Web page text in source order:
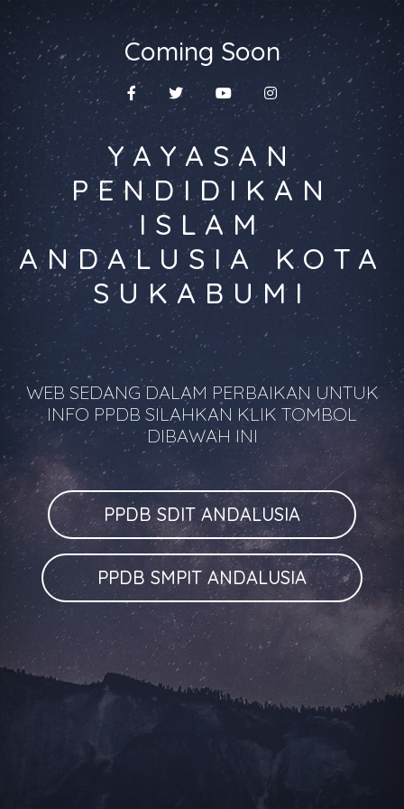
Coming Soon
YAYASAN
PENDIDIKAN
ISLAM
ANDALUSIA KOTA
SUKABUMI
WEB SEDANG DALAM PERBAIKAN UNTUK
INFO PPDB SILAHKAN KLIK TOMBOL
DIBAWAH INI
PPDB SDIT ANDALUSIA
PPDB SMPIT ANDALUSIA